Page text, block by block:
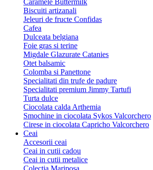
Caramele Buttermilk
Biscuiti artizanali
Jeleuri de fructe Confidas
Cafea
Dulceata belgiana
Foie gras si terine
Migdale Glazurate Catanies
Otet balsamic
Colomba si Panettone
Specialitati din trufe de padure
Specialitati premium Jimmy Tartufi
Turta dulce
Ciocolata calda Arthemia
Smochine in ciocolata Sykos Valcorchero
Cirese in ciocolata Capricho Valcorchero
Ceai
Accesorii ceai
Ceai in cutii cadou
Ceai in cutii metalice
Colectia Mariposa